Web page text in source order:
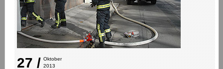
27 / Oktober
2013